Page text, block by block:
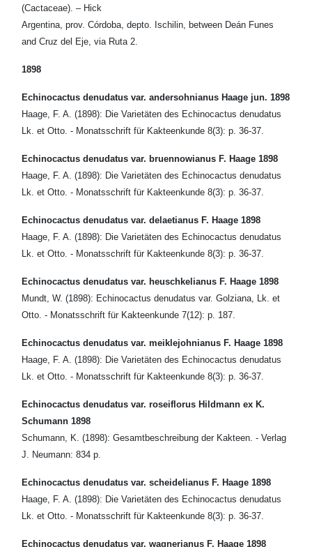
(Cactaceae). – Hick
Argentina, prov. Córdoba, depto. Ischilin, between Deán Funes
and Cruz del Eje, via Ruta 2.
1898
Echinocactus denudatus var. andersohnianus Haage jun. 1898
Haage, F. A. (1898): Die Varietäten des Echinocactus denudatus
Lk. et Otto. - Monatsschrift für Kakteenkunde 8(3): p. 36-37.
Echinocactus denudatus var. bruennowianus F. Haage 1898
Haage, F. A. (1898): Die Varietäten des Echinocactus denudatus
Lk. et Otto. - Monatsschrift für Kakteenkunde 8(3): p. 36-37.
Echinocactus denudatus var. delaetianus F. Haage 1898
Haage, F. A. (1898): Die Varietäten des Echinocactus denudatus
Lk. et Otto. - Monatsschrift für Kakteenkunde 8(3): p. 36-37.
Echinocactus denudatus var. heuschkelianus F. Haage 1898
Mundt, W. (1898): Echinocactus denudatus var. Golziana, Lk. et
Otto. - Monatsschrift für Kakteenkunde 7(12): p. 187.
Echinocactus denudatus var. meiklejohnianus F. Haage 1898
Haage, F. A. (1898): Die Varietäten des Echinocactus denudatus
Lk. et Otto. - Monatsschrift für Kakteenkunde 8(3): p. 36-37.
Echinocactus denudatus var. roseiflorus Hildmann ex K.
Schumann 1898
Schumann, K. (1898): Gesamtbeschreibung der Kakteen. - Verlag
J. Neumann: 834 p.
Echinocactus denudatus var. scheidelianus F. Haage 1898
Haage, F. A. (1898): Die Varietäten des Echinocactus denudatus
Lk. et Otto. - Monatsschrift für Kakteenkunde 8(3): p. 36-37.
Echinocactus denudatus var. wagnerianus F. Haage 1898